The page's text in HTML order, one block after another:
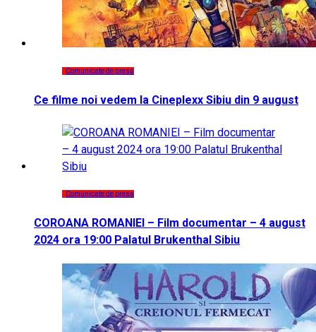
Comunicate de presa
Ce filme noi vedem la Cineplexx Sibiu din 9 august
Comunicate de presa
COROANA ROMANIEI – Film documentar – 4 august
2024 ora 19:00 Palatul Brukenthal Sibiu